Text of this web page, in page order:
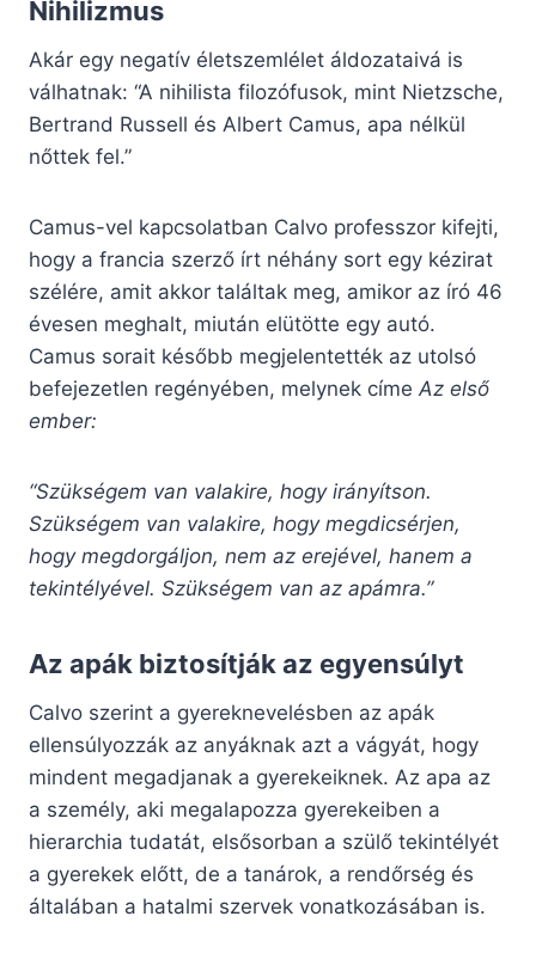
Nihilizmus
Akár egy negatív életszemlélet áldozataivá is
válhatnak: “A nihilista filozófusok, mint Nietzsche,
Bertrand Russell és Albert Camus, apa nélkül
nőttek fel.”
Camus-vel kapcsolatban Calvo professzor kifejti,
hogy a francia szerző írt néhány sort egy kézirat
szélére, amit akkor találtak meg, amikor az író 46
évesen meghalt, miután elütötte egy autó.
Camus sorait később megjelentették az utolsó
befejezetlen regényében, melynek címe Az első
ember:
“Szükségem van valakire, hogy irányítson.
Szükségem van valakire, hogy megdicsérjen,
hogymegdorgáljon, nem az erejével, hanem a
tekintélyével. Szükségem van az apámra.”
Az apák biztosítják az egyensúlyt
Calvo szerint a gyereknevelésben az apák
ellensúlyozzák az anyáknak azt a vágyát, hogy
mindent megadjanak a gyerekeiknek. Az apa az
a személy, aki megalapozza gyerekeiben a
hierarchia tudatát, elsősorban a szülő tekintélyét
a gyerekek előtt, de a tanárok, a rendőrség és
általában a hatalmi szervek vonatkozásában is.